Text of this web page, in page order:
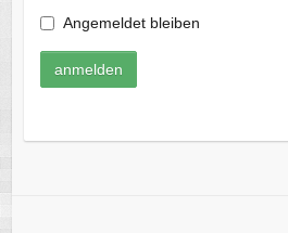
Angemeldet bleiben